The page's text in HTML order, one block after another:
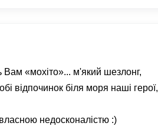
Вам «мохіто»... м'який шезлонг,
відпочинок біля моря наші герої,
недосконалістю :)